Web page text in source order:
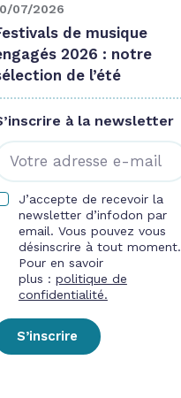
07/2026
de musique
2026 : notre
de l’été
à la newsletter
J’accepte de recevoir la
newsletter d’infodon par
email. Vous pouvez vous
désinscrire à tout moment.
Pour en savoir
plus : politique de
confidentialité.
S’inscrire